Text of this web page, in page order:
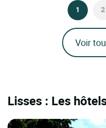
1 2
Voir
Lisses : Les